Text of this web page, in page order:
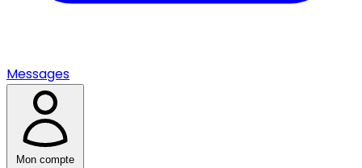
Messages
Mon compte